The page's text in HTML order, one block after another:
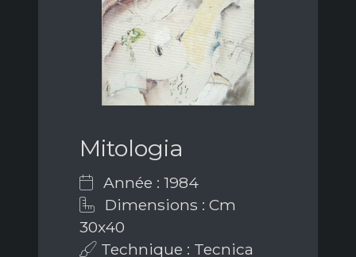
Mitologia
Année : 1984
Dimensions : Cm
30x40
Technique : Tecnica